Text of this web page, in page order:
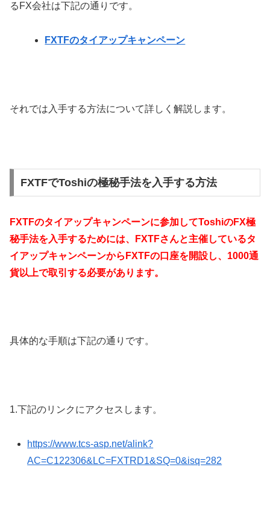
るFX会社は下記の通りです。
FXTFのタイアップキャンペーン
それでは入手する方法について詳しく解説します。
FXTFでToshiの極秘手法を入手する方法
FXTFのタイアップキャンペーンに参加してToshiのFX極
秘手法を入手するためには、FXTFさんと主催しているタ
イアップキャンペーンからFXTFの口座を開設し、1000通
貨以上で取引する必要があります。
具体的な手順は下記の通りです。
1.下記のリンクにアクセスします。
https://www.tcs-asp.net/alink?
AC=C122306&LC=FXTRD1&SQ=0&isq=282